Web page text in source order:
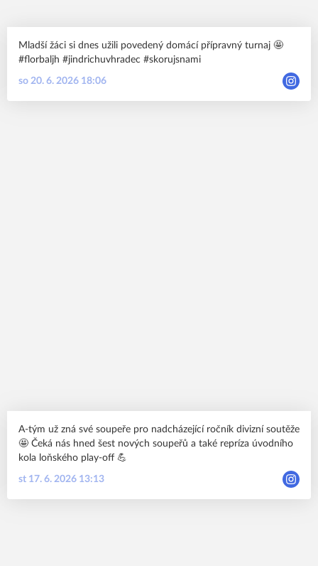
Mladší žáci si dnes užili povedený domácí přípravný turnaj 🤩
#florbaljh #jindrichuvhradec #skorujsnami
so 20. 6. 2026 18:06
A-tým už zná své soupeře pro nadcházející ročník divizní soutěže
🤩 Čeká nás hned šest nových soupeřů a také repríza úvodního
kola loňského play-off 💪
st 17. 6. 2026 13:13